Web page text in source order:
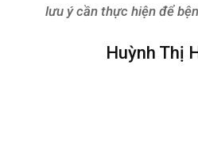
lưu ý cần thực hiện để
Huỳnh Thị